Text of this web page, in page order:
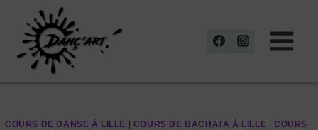
contenu
COURS DE DANSE À LILLE COURS DE BACHATA À LILLE
COURS